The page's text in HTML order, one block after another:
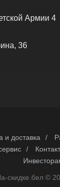
Армии 4
36
и доставка /
/
скидке.бел ©